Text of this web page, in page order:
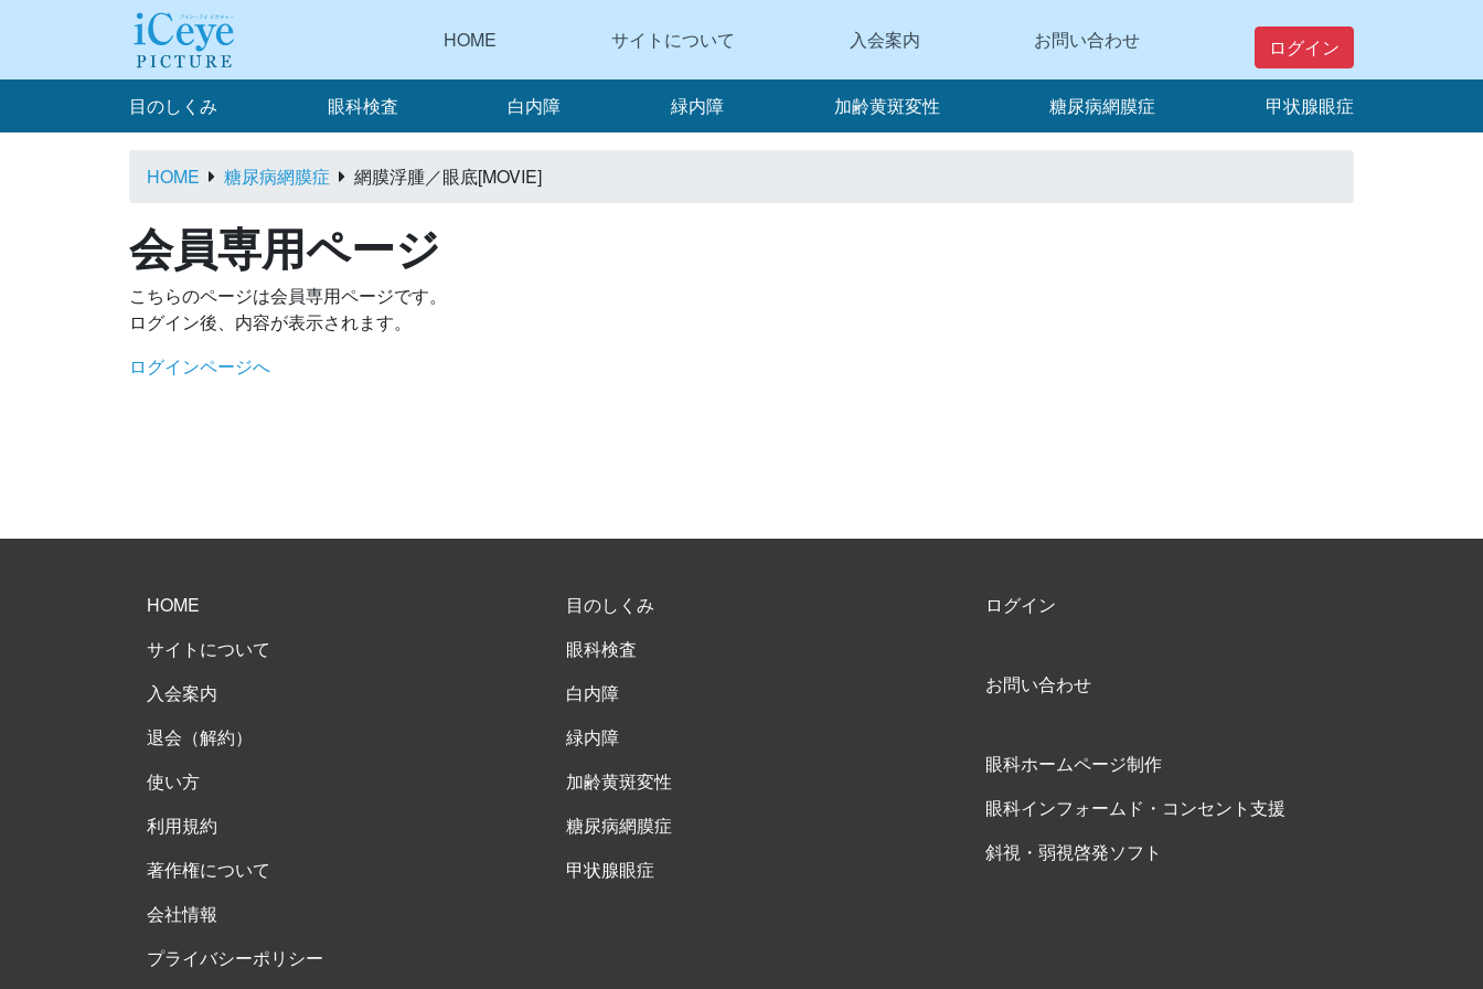
HOME サイトについて 入会案内 お問い合わせ ログイン
目のしくみ 眼科検査 白内障 緑内障 加齢黄斑変性 糖尿病網膜症 甲状腺眼症
HOME 糖尿病網膜症 網膜浮腫／眼底[MOVIE]
会員専用ページ
こちらのページは会員専用ページです。
ログイン後、内容が表示されます。
ログインページへ
HOME
サイトについて
入会案内
退会（解約）
使い方
利用規約
著作権について
会社情報
プライバシーポリシー
目のしくみ
眼科検査
白内障
緑内障
加齢黄斑変性
糖尿病網膜症
甲状腺眼症
ログイン
お問い合わせ
眼科ホームページ制作
眼科インフォームド・コンセント支援
斜視・弱視啓発ソフト